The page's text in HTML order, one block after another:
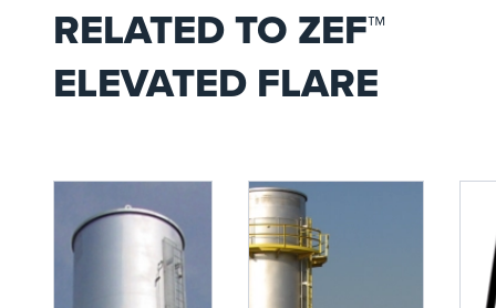
RELATED TO ZEF™
ELEVATED FLARE